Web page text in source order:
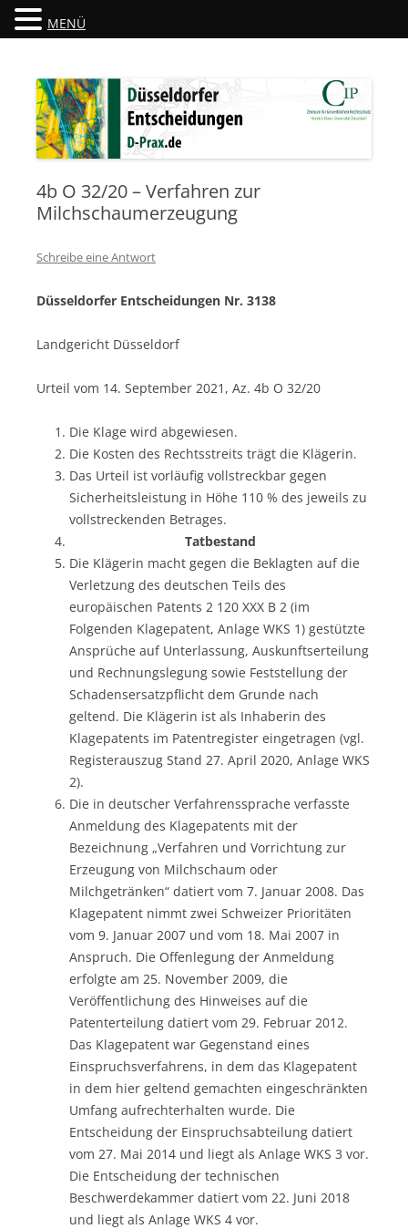
Düsseldorfer Entscheidungen
4b O 32/20 – Verfahren zur
Milchschaumerzeugung
Schreibe eine Antwort
Düsseldorfer Entscheidungen Nr. 3138
Landgericht Düsseldorf
Urteil vom 14. September 2021, Az. 4b O 32/20
Die Klage wird abgewiesen.
Die Kosten des Rechtsstreits trägt die Klägerin.
Das Urteil ist vorläufig vollstreckbar gegen
Sicherheitsleistung in Höhe 110 % des jeweils zu
vollstreckenden Betrages.
Tatbestand
Die Klägerin macht gegen die Beklagten auf die
Verletzung des deutschen Teils des
europäischen Patents 2 120 XXX B 2 (im
Folgenden Klagepatent, Anlage WKS 1) gestützte
Ansprüche auf Unterlassung, Auskunftserteilung
und Rechnungslegung sowie Feststellung der
Schadensersatzpflicht dem Grunde nach
geltend. Die Klägerin ist als Inhaberin des
Klagepatents im Patentregister eingetragen (vgl.
Registerauszug Stand 27. April 2020, Anlage WKS
2).
Die in deutscher Verfahrenssprache verfasste
Anmeldung des Klagepatents mit der
Bezeichnung „Verfahren und Vorrichtung zur
Erzeugung von Milchschaum oder
Milchgetränken“ datiert vom 7. Januar 2008. Das
Klagepatent nimmt zwei Schweizer Prioritäten
vom 9. Januar 2007 und vom 18. Mai 2007 in
Anspruch. Die Offenlegung der Anmeldung
erfolgte am 25. November 2009, die
Veröffentlichung des Hinweises auf die
Patenterteilung datiert vom 29. Februar 2012.
Das Klagepatent war Gegenstand eines
Einspruchsverfahrens, in dem das Klagepatent
in dem hier geltend gemachten eingeschränkten
Umfang aufrechterhalten wurde. Die
Entscheidung der Einspruchsabteilung datiert
vom 27. Mai 2014 und liegt als Anlage WKS 3 vor.
Die Entscheidung der technischen
Beschwerdekammer datiert vom 22. Juni 2018
und liegt als Anlage WKS 4 vor.
MENÜ